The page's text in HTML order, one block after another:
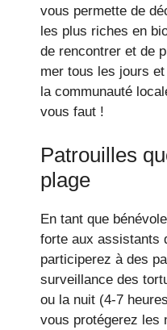
vous permette de
les plus riches en
de rencontrer et de
mer tous les jours
la communauté
vous faut !
Patrouilles
plage
En tant que
forte aux assistants
participerez à des
surveillance des
ou la nuit (4-7
vous protégerez les